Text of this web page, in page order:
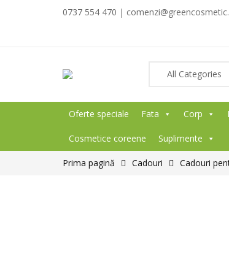
0737 554 470 |
Oferte speciale Fata Corp
Cosmetice coreene Suplimente
Prima pagină Cadouri Cadouri